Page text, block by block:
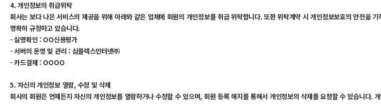
4. 개인정보의 취급위탁
회사는 보다 나은 서비스의 제공을 위해 아래와 같은 업체에 회원의 개인정보를 취급 위탁합니다. 또한 위탁계약 시 개인정보보호의 안전을
명확히 규정하고 있습니다.
- 실명확인 : OO신용평가
- 서버의 운영 및 관리 : 심플렉스인터넷㈜
- 카드결제 : OOOO
5. 자신의 개인정보 열람, 수정 및 삭제
회사의 회원은 언제든지 자신의 개인정보를 열람하거나 수정할 수 있으며, 회원 등록 해지를 통해서 개인정보의 삭제를 요청할 수 있습니다.